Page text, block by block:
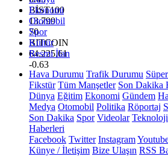
BİST100
13.799
70
BITCOIN
64.225,61
-0.63
Ekonomi
Otomobil
Spor
Kültür
Resmi İlan
Hava Durumu Trafik Durumu
Fikstür Tüm Manşetler Son Dakika
Dünya Eğitim Ekonomi Gündem
Medya Otomobil Politika Röportaj
Son Dakika Spor Videolar Teknoloji
Haberleri
Facebook Twitter Instagram
Künye / İletişim Bize Ulaşın RSS